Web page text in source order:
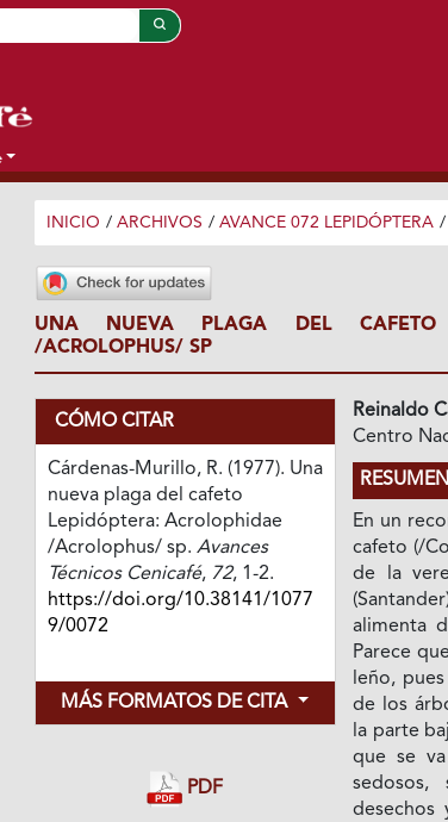
INICIO / ARCHIVOS / AVANCE 072 LEPIDÓPTERA /
UNA NUEVA PLAGA DEL CAFETO
/ACROLOPHUS/ SP
CÓMO CITAR
Cárdenas-Murillo, R. (1977). Una
nueva plaga del cafeto
Lepidóptera: Acrolophidae
/Acrolophus/ sp. Avances
Técnicos Cenicafé, 72, 1-2.
https://doi.org/10.38141/1077
9/0072
MÁS FORMATOS DE CITA
PDF
Reinaldo
Centro
RESUMEN
En un
cafeto (/
de la
alimenta
Parece
leño,
de los
la parte
que se
desechos